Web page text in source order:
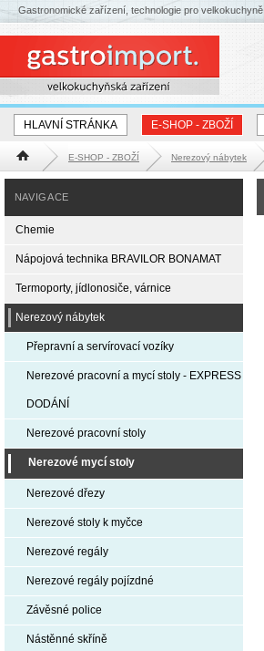
HLAVNÍ STRÁNKA E-SHOP - ZBOŽÍ
Hlavní stránka E-SHOP - ZBOŽÍ Nerezový nábytek
NAVIGACE
Chemie
Nápojová technika BRAVILOR BONAMAT
Termoporty, jídlonosiče, várnice
Nerezový nábytek
Přepravní a servírovací vozíky
Nerezové pracovní a mycí stoly - EXPRESS
DODÁNÍ
Nerezové pracovní stoly
Nerezové mycí stoly
Nerezové dřezy
Nerezové stoly k myčce
Nerezové regály
Nerezové regály pojízdné
Závěsné police
Nástěnné skříně
Gastronomické zařízení, technologie pro velkokuchyně